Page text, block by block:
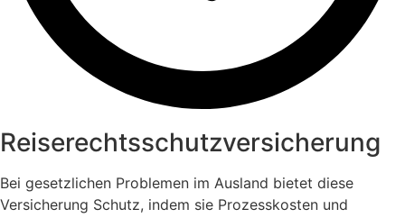
Reiserechtsschutz­versicherung
Bei gesetzlichen Problemen im Ausland bietet diese
Versicherung Schutz, indem sie Prozesskosten und